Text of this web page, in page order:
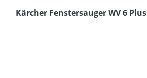
Kärcher Fenstersauger WV 6 Plus